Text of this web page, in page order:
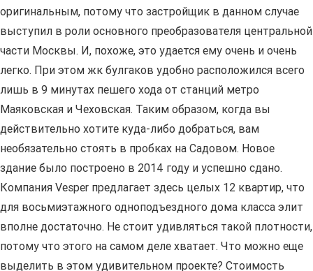
оригинальным, потому что застройщик в данном случае
выступил в роли основного преобразователя центральной
части Москвы. И, похоже, это удается ему очень и очень
легко. При этом жк булгаков удобно расположился всего
лишь в 9 минутах пешего хода от станций метро
Маяковская и Чеховская. Таким образом, когда вы
действительно хотите куда-либо добраться, вам
необязательно стоять в пробках на Садовом. Новое
здание было построено в 2014 году и успешно сдано.
Компания Vesper предлагает здесь целых 12 квартир, что
для восьмиэтажного одноподъездного дома класса элит
вполне достаточно. Не стоит удивляться такой плотности,
потому что этого на самом деле хватает. Что можно еще
выделить в этом удивительном проекте? Стоимость